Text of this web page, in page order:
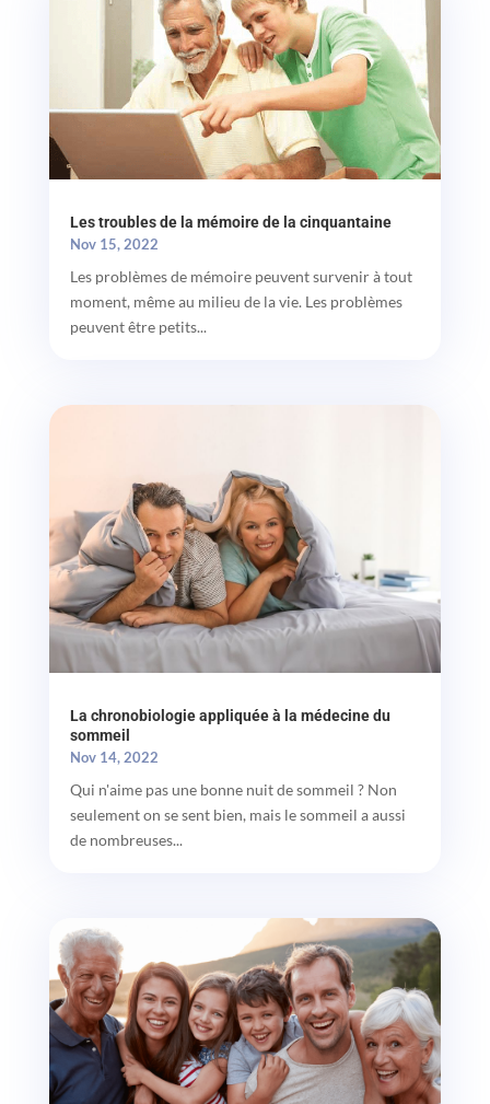
Les troubles de la mémoire de la cinquantaine
Nov 15, 2022
Les problèmes de mémoire peuvent survenir à tout
moment, même au milieu de la vie. Les problèmes
peuvent être petits...
La chronobiologie appliquée à la médecine du
sommeil
Nov 14, 2022
Qui n'aime pas une bonne nuit de sommeil ? Non
seulement on se sent bien, mais le sommeil a aussi
de nombreuses...